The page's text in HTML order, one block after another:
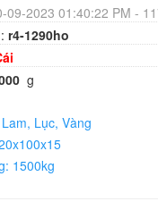
09-2023 01:40:22 PM -
r4-1290ho
g
Lục, Vàng
1500kg